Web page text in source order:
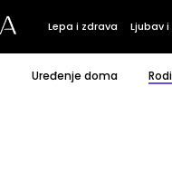
Lepa i zdrava Ljubav
Uređenje doma